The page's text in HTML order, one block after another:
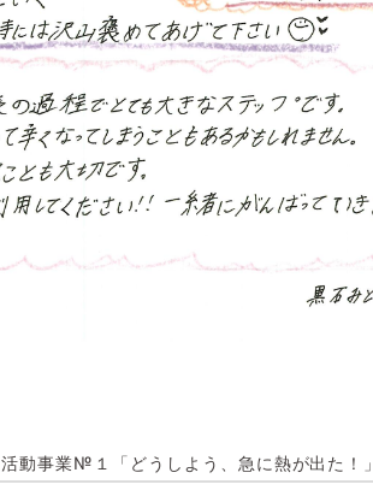
動事業№１「どうしよう、急に熱が出た！」